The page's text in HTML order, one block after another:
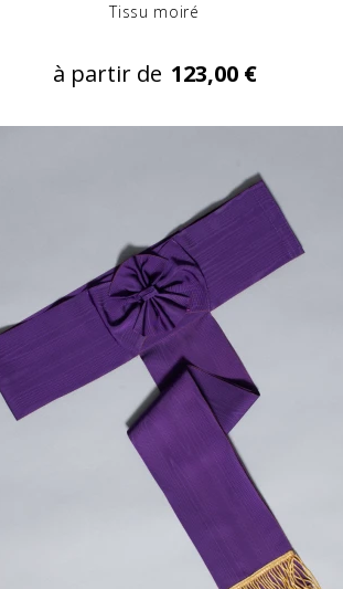
Tissu moiré
à partir de 123,00 €